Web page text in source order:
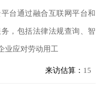
台通过融合互联网平台和
，包括法律法规查询、智
业应对劳动用工
来访估算： 15